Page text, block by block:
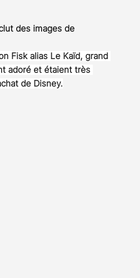
des images de
Fisk alias Le Kaïd, grand
adoré et étaient très
de Disney.